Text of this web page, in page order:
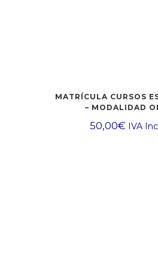
MATRÍCULA CURSOS
– MODALIDAD
50,00€ IVA